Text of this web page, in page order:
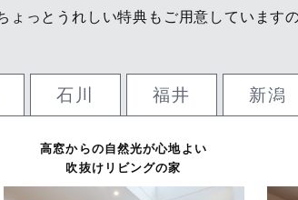
ょっとうれしい特典もご用意しています
石川 福井 新潟
高窓からの自然光が心地よい
吹抜けリビングの家
らの光が空間を満たす
るく心地よいプラン
オープン
快適
縦にも横にも広がりを感じる
コミュニケーション重視プラン
動線が暮らしを変える
2つの顔を持つバックガレージの家
人の動きを考慮した
毎日を過ごしやすくする住まい